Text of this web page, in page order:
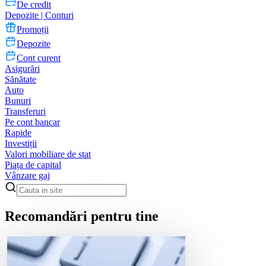
De credit
Depozite | Conturi
Promoții
Depozite
Cont curent
Asigurări
Sănătate
Auto
Bunuri
Transferuri
Pe cont bancar
Rapide
Investiții
Valori mobiliare de stat
Piața de capital
Vânzare gaj
Recomandări pentru tine